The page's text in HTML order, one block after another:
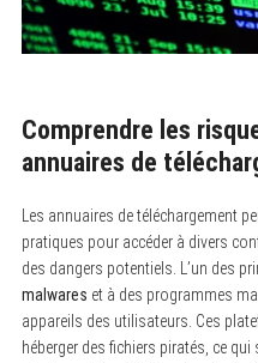
Comprendre les
annuaires de
Les annuaires de téléchargement
pratiques pour accéder à divers
des dangers potentiels. L’un des
malwares et à des programmes
appareils des utilisateurs. Ces
héberger des fichiers piratés, ce